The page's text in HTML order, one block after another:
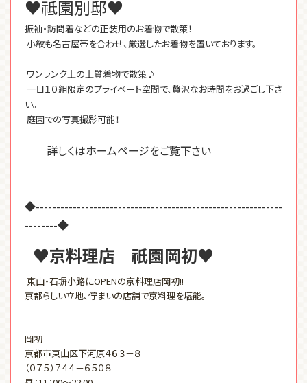
♥祗園別邸♥
振袖・訪問着などの正装用のお着物で散策！
小紋も名古屋帯を合わせ、厳選したお着物を置いております。
ワンランク上の上質着物で散策♪
一日１０組限定のプライベート空間で、贅沢なお時間をお過ごし下さ
い。
庭園での写真撮影可能！
詳しくはホームページをご覧下さい
◆------------------------------------------------------------
--------◆
♥京料理店 祇園岡初♥
東山・石塀小路にOPENの京料理店岡初!!
京都らしい立地、佇まいの店舗で京料理を堪能。
岡初
京都市東山区下河原４６３－８
（０７５）７４４－６５０８